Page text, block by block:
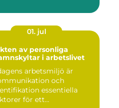
01. jul
av personliga
i arbetslivet
arbetsmiljö är
och
essentiella
för ett...